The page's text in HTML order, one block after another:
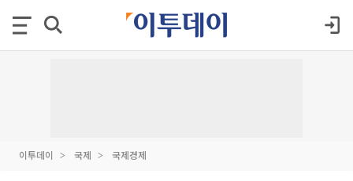
이투데이 국제 국제경제